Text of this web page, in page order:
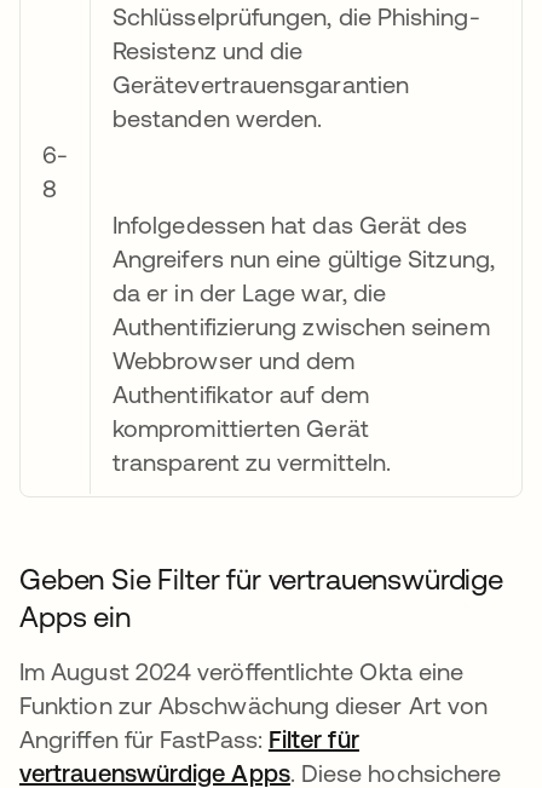
6-
8
Schlüsselprüfungen, die Phishing-
Resistenz und die
Gerätevertrauensgarantien
bestanden werden.
Infolgedessen hat das Gerät des
Angreifers nun eine gültige Sitzung,
da er in der Lage war, die
Authentifizierung zwischen seinem
Webbrowser und dem
Authentifikator auf dem
kompromittierten Gerät
transparent zu vermitteln.
Geben Sie Filter für vertrauenswürdige
Apps ein
Im August 2024 veröffentlichte Okta eine
Funktion zur Abschwächung dieser Art von
Angriffen für FastPass: Filter für
vertrauenswürdige Appswird in einer neuen
. Diese hochsichere